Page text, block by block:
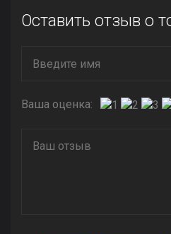
Оставить отзыв о
Ваша оценка: